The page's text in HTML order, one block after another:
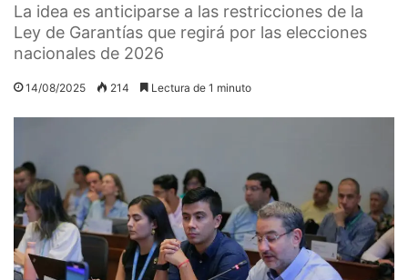
La idea es anticiparse a las restricciones de la
Ley de Garantías que regirá por las elecciones
nacionales de 2026
14/08/2025 214 Lectura de 1 minuto